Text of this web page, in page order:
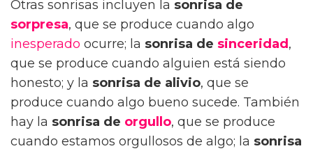
Otras sonrisas incluyen la sonrisa de
sorpresa, que se produce cuando algo
inesperado ocurre; la sonrisa de sinceridad ,
que se produce cuando alguien está siendo
honesto; y la sonrisa de alivio, que se
produce cuando algo bueno sucede. También
hay la sonrisa de orgullo, que se produce
cuando estamos orgullosos de algo; la sonrisa